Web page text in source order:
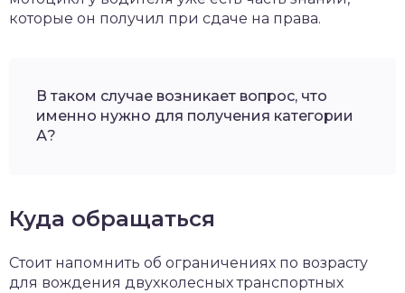
которые он получил при сдаче на права.
В таком случае возникает вопрос, что
именно нужно для получения категории
А?
Куда обращаться
Стоит напомнить об ограничениях по возрасту
для вождения двухколесных транспортных